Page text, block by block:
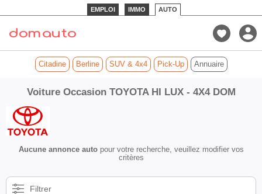
EMPLOI IMMO AUTO
Citadine Berline SUV & 4x4 Pick-Up Annuaire
Voiture Occasion TOYOTA HI LUX - 4X4 DOM
Aucune annonce autopour votre recherche, veuillez modifier vos
critères
Filtrer